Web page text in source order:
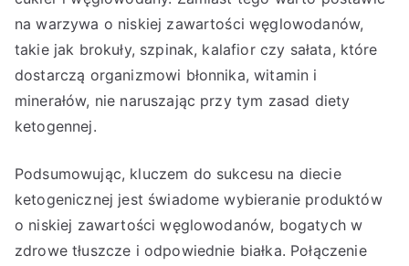
na warzywa o niskiej zawartości węglowodanów,
takie jak brokuły, szpinak, kalafior czy sałata, które
dostarczą organizmowi błonnika, witamin i
minerałów, nie naruszając przy tym zasad diety
ketogennej.
Podsumowując, kluczem do sukcesu na diecie
ketogenicznej jest świadome wybieranie produktów
o niskiej zawartości węglowodanów, bogatych w
zdrowe tłuszcze i odpowiednie białka. Połączenie